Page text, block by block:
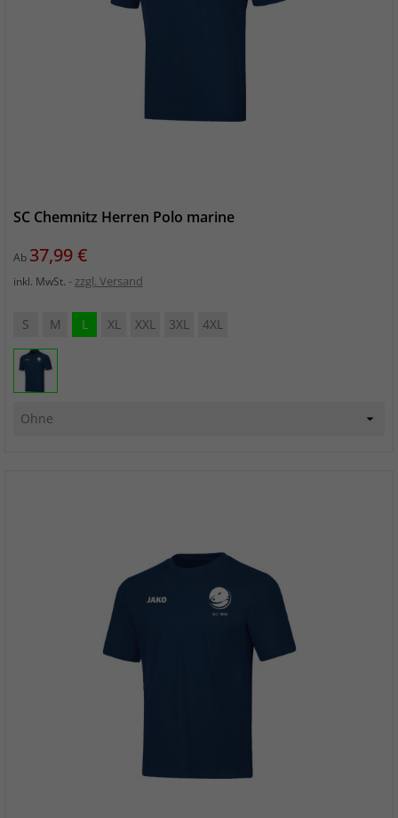
SC Chemnitz Herren Polo marine
Ab Preis
37,99 €
inkl. MwSt. zzgl. Versand
S M L XL XXL 3XL 4XL